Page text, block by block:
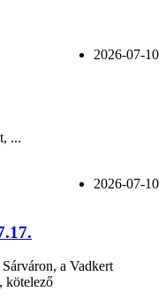
2026-07-10
...
2026-07-10
a Vadkert
kötelező